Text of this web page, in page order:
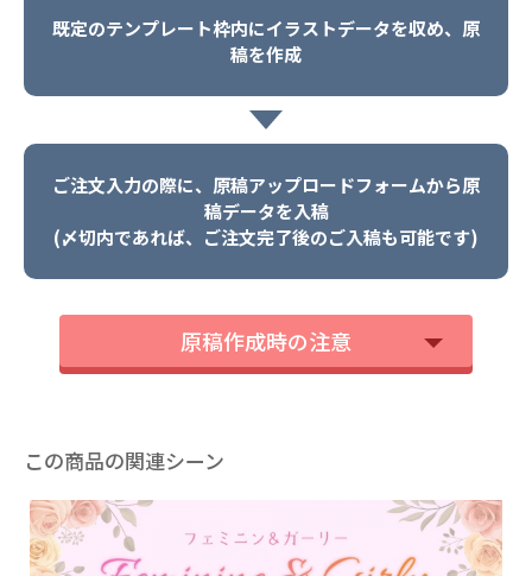
既定のテンプレート枠内にイラストデータを収め、原
稿を作成
ご注文入力の際に、原稿アップロードフォームから原
稿データを入稿
(〆切内であれば、ご注文完了後のご入稿も可能です)
原稿作成時の注意
この商品の関連シーン